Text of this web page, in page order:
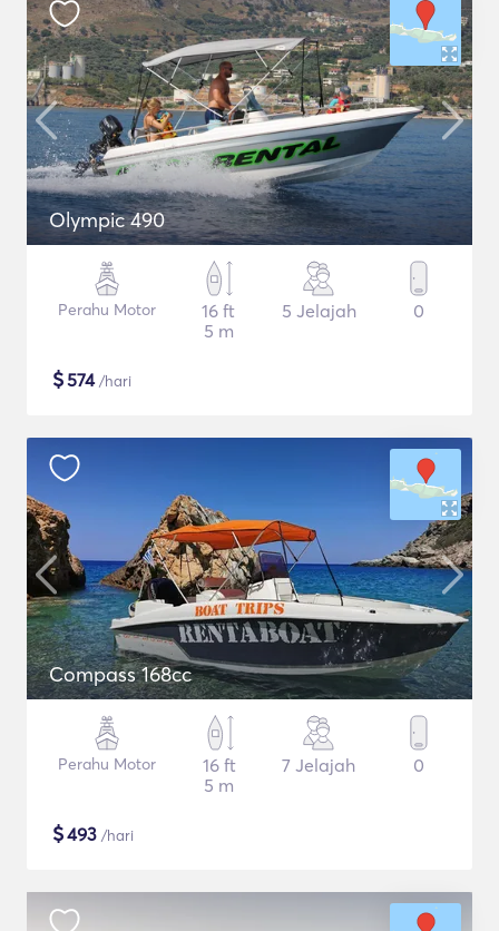
Olympic 490
Perahu Motor
16 ft
5 m
5 Jelajah 0
$574/hari
Compass 168cc
Perahu Motor
16 ft
5 m
7 Jelajah 0
$493 /hari